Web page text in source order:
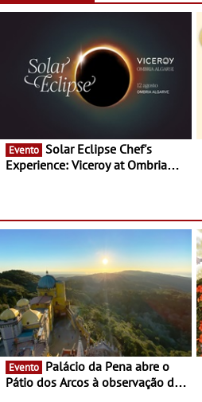
Evento
Experience: Viceroy at Ombria
Evento
Pátio dos Arcos à observação do